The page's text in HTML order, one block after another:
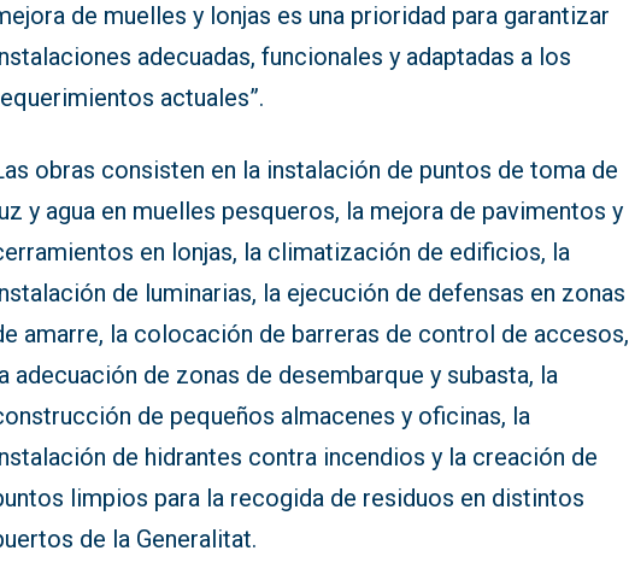
de muelles y lonjas es una prioridad para garantizar
adecuadas, funcionales y adaptadas a los
actuales”.
obras consisten en la instalación de puntos de toma de
y agua en muelles pesqueros, la mejora de pavimentos y
en lonjas, la climatización de edificios, la
de luminarias, la ejecución de defensas en zonas
amarre, la colocación de barreras de control de accesos,
adecuación de zonas de desembarque y subasta, la
de pequeños almacenes y oficinas, la
de hidrantes contra incendios y la creación de
limpios para la recogida de residuos en distintos
de la Generalitat.